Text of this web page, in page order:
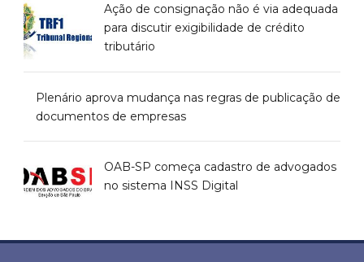
Ação de consignação não é via adequada
para discutir exigibilidade de crédito
tributário
Plenário aprova mudança nas regras de publicação de
documentos de empresas
OAB-SP começa cadastro de advogados
no sistema INSS Digital